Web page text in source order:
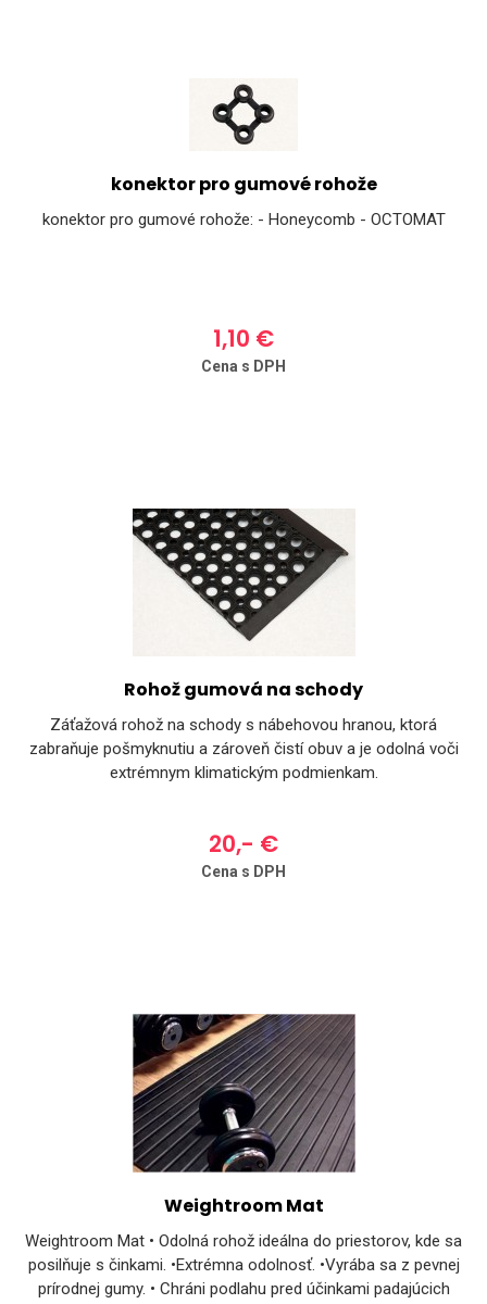
konektor pro gumové rohože
konektor pro gumové rohože: - Honeycomb - OCTOMAT
1,10 €
Cena s DPH
Rohož gumová na schody
Záťažová rohož na schody s nábehovou hranou, ktorá
zabraňuje pošmyknutiu a zároveň čistí obuv a je odolná voči
extrémnym klimatickým podmienkam.
20,- €
Cena s DPH
Weightroom Mat
Weightroom Mat • Odolná rohož ideálna do priestorov, kde sa
posilňuje s činkami. •Extrémna odolnosť. •Vyrába sa z pevnej
prírodnej gumy. • Chráni podlahu pred účinkami padajúcich